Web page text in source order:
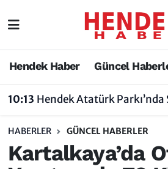
Hendek Haber Güncel
10:13 Hendek Atatürk Parkı’nda
HABERLER GÜNCEL HABERLER
Kartalkaya’da
Hendek Haber
Hendek Haber
Sakarya Nöbetçi Eczaneler